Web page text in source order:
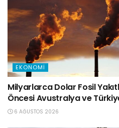
EKONOMI
Milyarlarca Dolar Fosil
Öncesi Avustralya ve
6 AĞUSTOS 2026